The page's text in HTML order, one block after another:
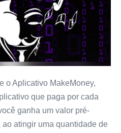
o Aplicativo MakeMoney,
que paga por cada
ganha um valor pré-
atingir uma quantidade de